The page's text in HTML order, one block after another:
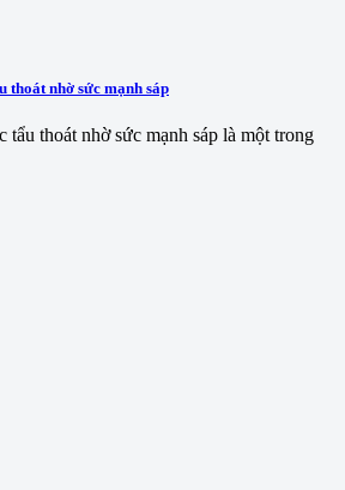
thoát nhờ sức mạnh sáp
tẩu thoát nhờ sức mạnh sáp là một trong